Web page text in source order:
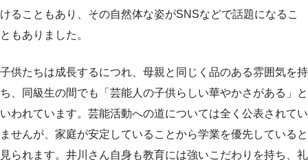
けることもあり、その自然体な姿がSNSなどで話題になるこ
ともありました。
子供たちは成長するにつれ、母親と同じく品のある雰囲気を持
ち、同級生の間でも「芸能人の子供らしい華やかさがある」と
いわれています。芸能活動への道については全く公表されてい
ませんが、家庭が安定していることから学業を優先していると
見られます。井川さん自身も教育には強いこだわりを持ち、礼